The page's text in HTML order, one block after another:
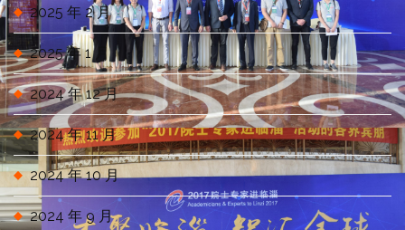
2025 年 2 月
2025 年 1 月
2024 年 12 月
2024 年 11 月
2024 年 10 月
2024 年 9 月